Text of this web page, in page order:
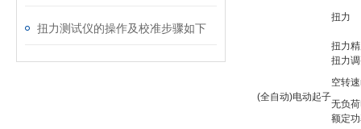
扭力测试仪的操作及校准步骤如下
(全自动)电动起子
扭力
扭力
扭力
空转
无负
额定